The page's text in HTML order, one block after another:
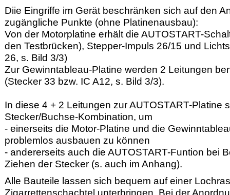
Diie Eingriffe im Gerät beschränken sich auf den
zugängliche Punkte (ohne Platinenausbau):
Von der Motorplatine erhält die AUTOSTART-
den Testbrücken), Stepper-Impuls 26/15 und
26, s. Bild 3/3)
Zur Gewinntableau-Platine werden 2 Leitungen
(Stecker 33 bzw. IC A12, s. Bild 3/3).
In diese 4 + 2 Leitungen zur AUTOSTART-Platine
Stecker/Buchse-Kombination, um
- einerseits die Motor-Platine und die
problemlos ausbauen zu können
- andererseits auch die AUTOSTART-Funtion bei
Ziehen der Stecker (s. auch im Anhang).
Alle Bauteile lassen sich bequem auf einer
Zigarrettenschachtel unterbringen. Bei der